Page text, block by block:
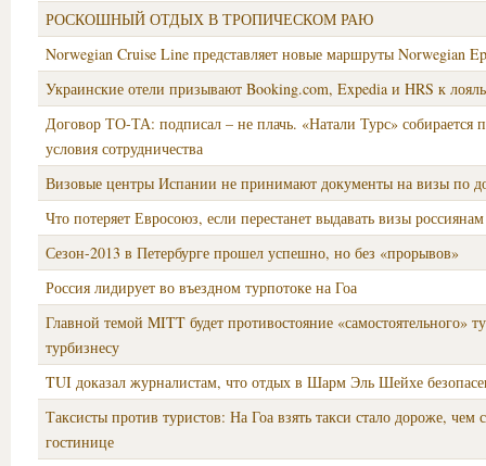
РОСКОШНЫЙ ОТДЫХ В ТРОПИЧЕСКОМ РАЮ
Norwegian Cruise Line представляет новые маршруты Norwegian
Украинские отели призывают Booking.com, Expedia и HRS к
Договор ТО-ТА: подписал – не плачь. «Натали Турс» собирается
условия сотрудничества
Визовые центры Испании не принимают документы на визы по
Что потеряет Евросоюз, если перестанет выдавать визы россиянам
Сезон-2013 в Петербурге прошел успешно, но без «прорывов»
Россия лидирует во въездном турпотоке на Гоа
Главной темой MITT будет противостояние «самостоятельного»
турбизнесу
TUI доказал журналистам, что отдых в Шарм Эль Шейхе
Таксисты против туристов: На Гоа взять такси стало дороже, чем
гостинице